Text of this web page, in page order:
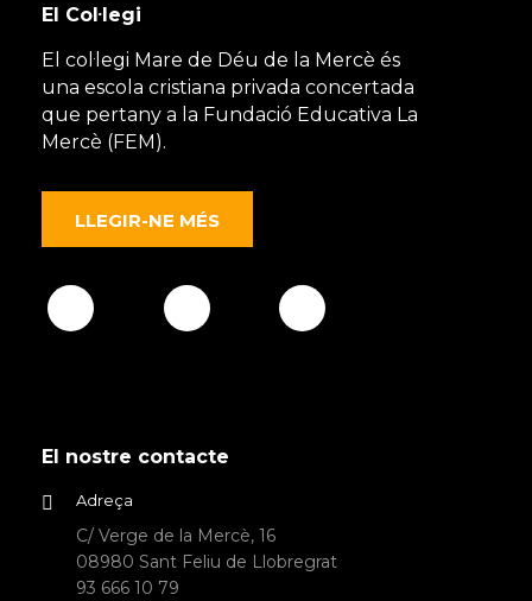
El Col·legi
El col·legi Mare de Déu de la Mercè és
una escola cristiana privada concertada
que pertany a la Fundació Educativa La
Mercè (FEM).
LLEGIR-NE MÉS
El nostre contacte
Adreça
C/ Verge de la Mercè, 16
08980 Sant Feliu de Llobregrat
93 666 10 79